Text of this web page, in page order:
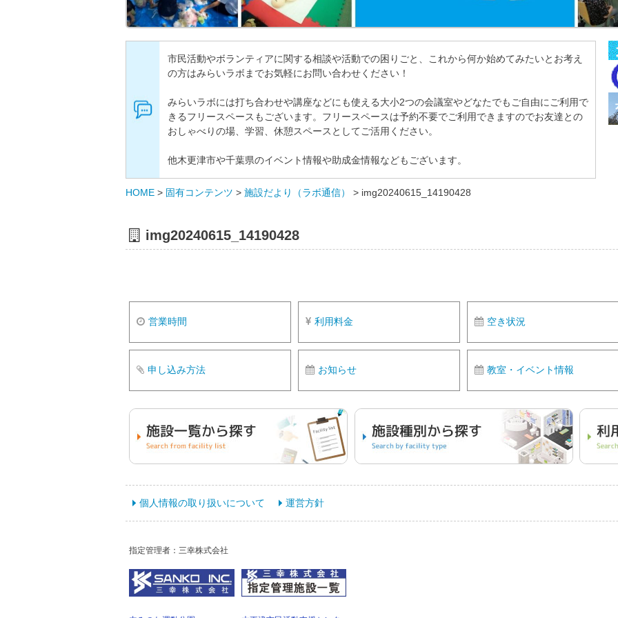
市民活動やボランティアに関する相談や活動での困りごと、これから何か始めてみたいとお考え
の方はみらいラボまでお気軽にお問い合わせください！
みらいラボには打ち合わせや講座などにも使える大小2つの会議室やどなたでもご自由にご利用で
きるフリースペースもございます。フリースペースは予約不要でご利用できますのでお友達との
おしゃべりの場、学習、休憩スペースとしてご活用ください。
他木更津市や千葉県のイベント情報や助成金情報などもございます。
HOME > 固有コンテンツ > 施設だより（ラボ通信） > img20240615_14190428
img20240615_14190428
営業時間 利用料金 空き状況
申し込み方法 お知らせ 教室・イベント情報
個人情報の取り扱いについて 運営方針
指定管理者：三幸株式会社